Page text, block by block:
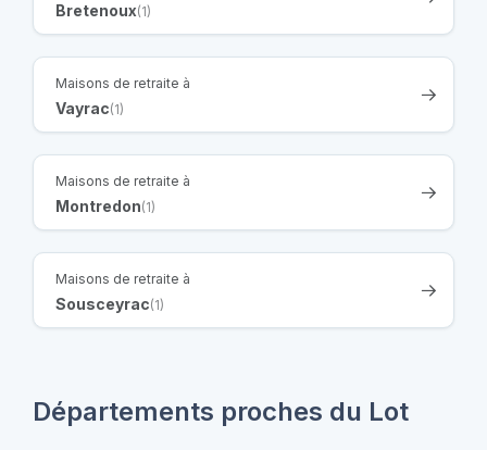
Bretenoux(1)
Maisons de retraite à
Vayrac(1)
Maisons de retraite à
Montredon(1)
Maisons de retraite à
Sousceyrac(1)
Départements proches du Lot